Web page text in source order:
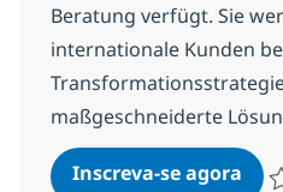
Beratung verfügt. Sie
internationale Kunden
maßgeschneiderte
Inscreva-se agora